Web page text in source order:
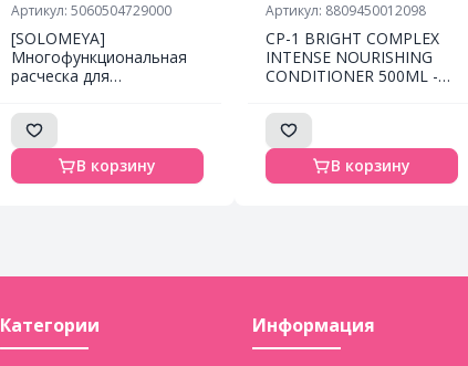
Артикул: 5060504729000
[SOLOMEYA]
Многофункциональная
расческа для
мытья кожи головы
Золотой градиент
Wonder scalp brush
Golden Gradient, 1 шт
В корзину
Артикул: 8809450012098
CP-1 BRIGHT COMPLEX
INTENSE NOURISHING
CONDITIONER 500ML -
КОНДИЦИОНЕР ДЛЯ
ВОЛОС
В корзину
Категории Информация